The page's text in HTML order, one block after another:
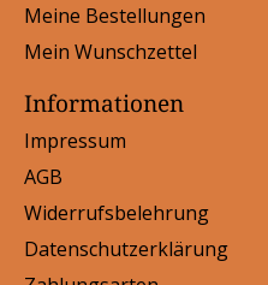
Meine Bestellungen
Mein Wunschzettel
Informationen
Impressum
AGB
Widerrufsbelehrung
Datenschutzerklärung